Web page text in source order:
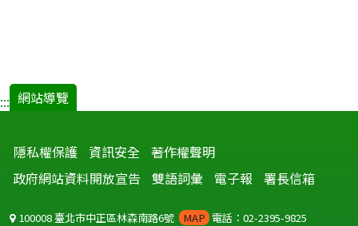
::: 網站導覽
隱私權保護 資訊安全 著作權聲明
政府網站資料開放宣告
雙語詞彙 電子報 署長信箱
100008 臺北市中正區林森南路6號 MAP 電話：02-2395-9825